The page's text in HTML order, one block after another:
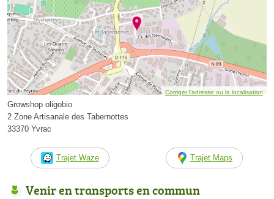
Corriger l’adresse ou la localisation
Growshop oligobio
2 Zone Artisanale des Tabernottes
33370 Yvrac
Trajet Waze Trajet Maps
Venir en transports en commun